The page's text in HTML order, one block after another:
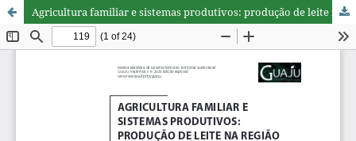
Agricultura familiar e sistemas produtivos: produção de leite na região fronteira noroeste/RS